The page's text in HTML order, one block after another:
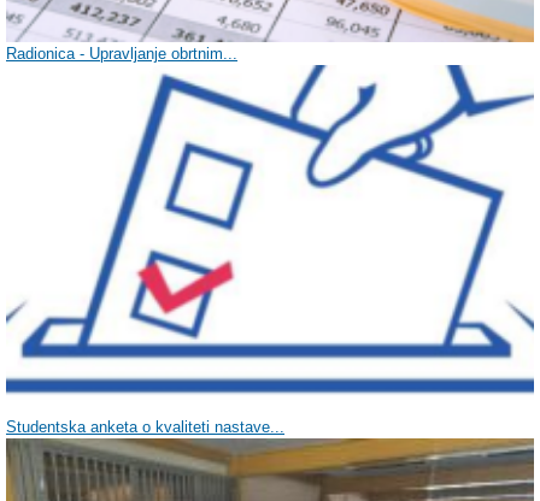
Radionica - Upravljanje obrtnim...
Studentska anketa o kvaliteti nastave...